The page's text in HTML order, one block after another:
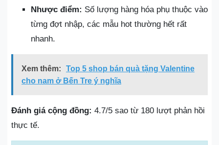
Nhược điểm: Số lượng hàng hóa phụ thuộc vào
từng đợt nhập, các mẫu hot thường hết rất
nhanh.
Xem thêm:
Top 5 shop bán quà tặng Valentine
cho nam ở Bến Tre ý nghĩa
Đánh giá cộng đồng: 4.7/5 sao từ 180 lượt phản hồi
thực tế.